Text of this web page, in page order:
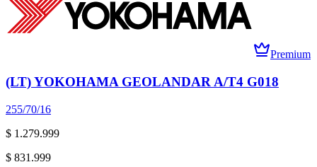
Premium
(LT) YOKOHAMA GEOLANDAR A/T4 G018
255/70/16
$ 1.279.999
$ 831.999